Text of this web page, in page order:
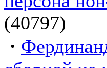
(40797)
·